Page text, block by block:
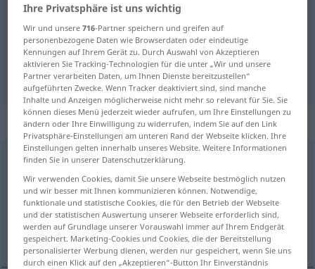
Deutsch-Türkisch Übersetzung für
"milde"
"milde" Türkisch Übersetzung
„milde“: Adverb
mildeadv
Übersicht aller Übersetzungen
(Für mehr Details die Übersetzung anklicken/antippen)
en hafif deyimiyle
Ihre Privatsphäre ist uns wichtig
Wir und unsere716-Partner speichern und greifen auf
personenbezogene Daten wie Browserdaten oder eindeutige
Kennungen auf Ihrem Gerät zu. Durch Auswahl von Akzeptieren
aktivieren Sie Tracking-Technologien für die unter „Wir und unsere
Partner verarbeiten Daten, um Ihnen Dienste bereitzustellen“
aufgeführten Zwecke. Wenn Tracker deaktiviert sind, sind manche
Inhalte und Anzeigen möglicherweise nicht mehr so relevant für Sie. Sie
können dieses Menü jederzeit wieder aufrufen, um Ihre Einstellungen zu
ändern oder Ihre Einwilligung zu widerrufen, indem Sie auf den Link
Privatsphäre-Einstellungen am unteren Rand der Webseite klicken. Ihre
Einstellungen gelten innerhalb unseres Website. Weitere Informationen
finden Sie in unserer Datenschutzerklärung.
Wir verwenden Cookies, damit Sie unsere Webseite bestmöglich nutzen
und wir besser mit Ihnen kommunizieren können. Notwendige,
funktionale und statistische Cookies, die für den Betrieb der Webseite
und der statistischen Auswertung unserer Webseite erforderlich sind,
werden auf Grundlage unserer Vorauswahl immer auf Ihrem Endgerät
gespeichert. Marketing-Cookies und Cookies, die der Bereitstellung
personalisierter Werbung dienen, werden nur gespeichert, wenn Sie uns
durch einen Klick auf den „Akzeptieren“-Button Ihr Einverständnis